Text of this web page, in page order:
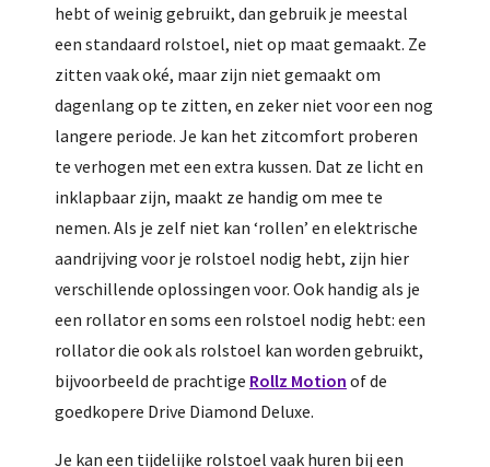
hebt of weinig gebruikt, dan gebruik je meestal
een standaard rolstoel, niet op maat gemaakt. Ze
zitten vaak oké, maar zijn niet gemaakt om
dagenlang op te zitten, en zeker niet voor een nog
langere periode. Je kan het zitcomfort proberen
te verhogen met een extra kussen. Dat ze licht en
inklapbaar zijn, maakt ze handig om mee te
nemen. Als je zelf niet kan ‘rollen’ en elektrische
aandrijving voor je rolstoel nodig hebt, zijn hier
verschillende oplossingen voor. Ook handig als je
een rollator en soms een rolstoel nodig hebt: een
rollator die ook als rolstoel kan worden gebruikt,
bijvoorbeeld de prachtige Rollz Motion of de
goedkopere Drive Diamond Deluxe.
Je kan een tijdelijke rolstoel vaak huren bij een